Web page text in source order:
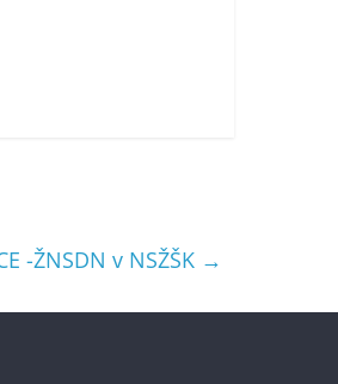
-ŽNSDN v NSŽŠK →